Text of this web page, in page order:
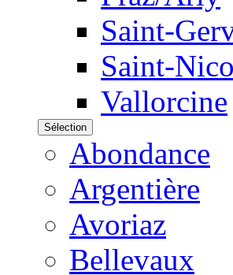
Saint-
Saint-
Vallorcine
Sélection
Abondance
Argentière
Avoriaz
Bellevaux